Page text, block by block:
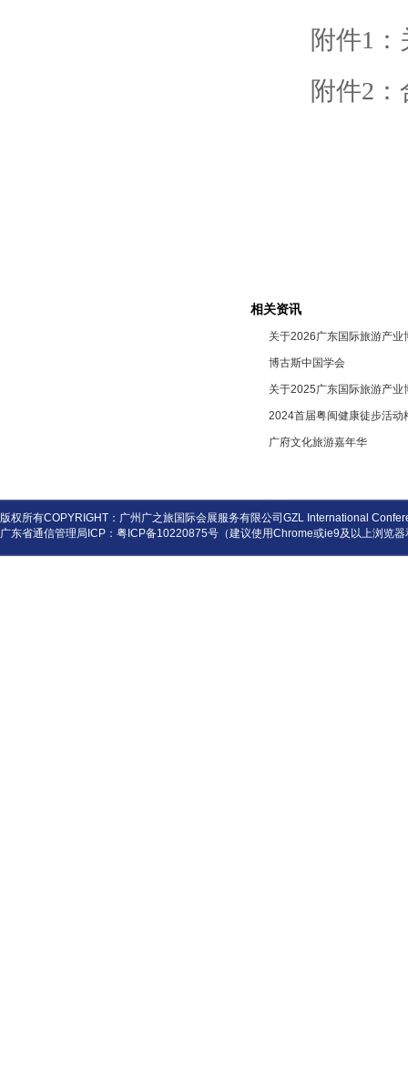
附件1
附件2
相关资讯
关于2026广东国际旅游产业
博古斯中国学会
关于2025广东国际旅游产业
2024首届粤闽健康徒步活动
广府文化旅游嘉年华
版权所有COPYRIGHT：广州广之旅国际会展服务有限公司GZL International
广东省通信管理局ICP： 粤ICP备10220875号 （建议使用Chrome或ie9及以上浏览